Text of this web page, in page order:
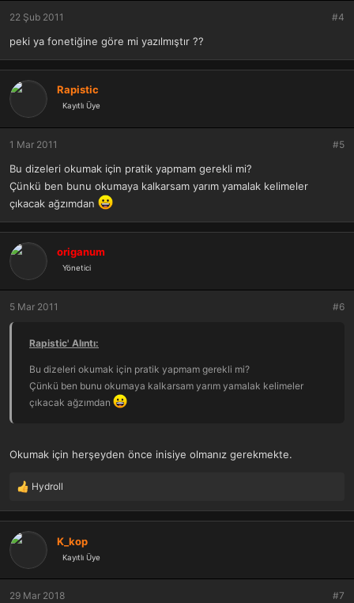
r
22 Şub 2011 #4
peki ya fonetiğine göre mi yazılmıştır ??
Rapistic
Kayıtlı Üye
1 Mar 2011 #5
Bu dizeleri okumak için pratik yapmam gerekli mi?
Çünkü ben bunu okumaya kalkarsam yarım yamalak kelimeler
çıkacak ağzımdan
origanum
Yönetici
5 Mar 2011 #6
Rapistic' Alıntı:
Bu dizeleri okumak için pratik yapmam gerekli mi?
Çünkü ben bunu okumaya kalkarsam yarım yamalak kelimeler
çıkacak ağzımdan
Okumak için herşeyden önce inisiye olmanız gerekmekte.
T
p
k
l
e
r
Hydroll
K_kop
Kayıtlı Üye
29 Mar 2018 #7